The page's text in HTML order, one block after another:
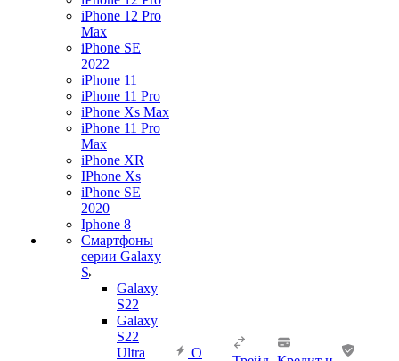
iPhone 12 Pro
Max
iPhone SE
2022
iPhone 11
iPhone 11 Pro
iPhone Xs Max
iPhone 11 Pro
Max
iPhone XR
IPhone Xs
iPhone SE
2020
Iphone 8
Смартфоны
серии Galaxy
S
Galaxy
S22
Galaxy
S22
Ultra
О